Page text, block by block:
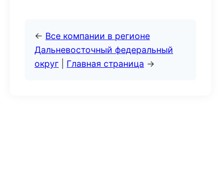
← Все компании в регионе
Дальневосточный федеральный
округ
Главная страница →